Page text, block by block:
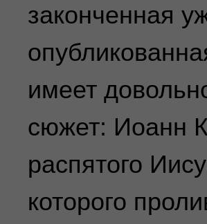
законченная
имеет
сюжет: Иоанн
распятого
которого